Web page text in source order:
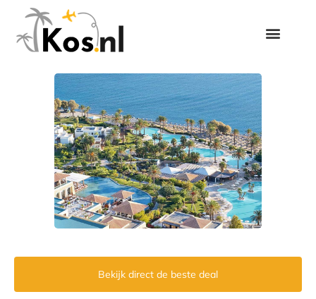
Bekijk direct de beste deal